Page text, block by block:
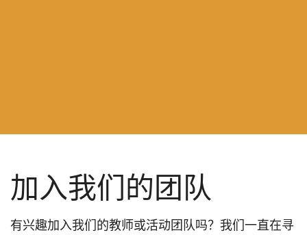
加入我们的团队
有兴趣加入我们的教师或活动团队吗？我们一直在寻